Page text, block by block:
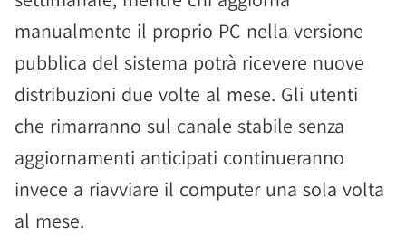
manualmente il proprio PC nella versione
pubblica del sistema potrà ricevere nuove
distribuzioni due volte al mese. Gli utenti
che rimarranno sul canale stabile senza
aggiornamenti anticipati continueranno
invece a riavviare il computer una sola volta
al mese.